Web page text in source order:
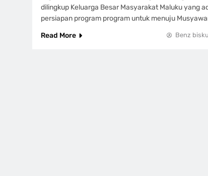
dilingkup Keluarga Besar Masyarakat Maluku yang
persiapan program program untuk menuju
Read More
Benz